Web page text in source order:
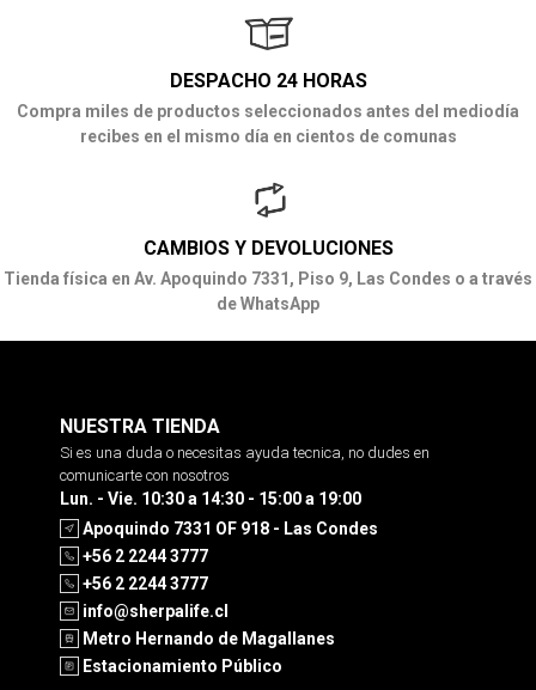
DESPACHO 24 HORAS
Compra miles de productos seleccionados antes del mediodía
recibes en el mismo día en cientos de comunas
CAMBIOS Y DEVOLUCIONES
Tienda física en Av. Apoquindo 7331, Piso 9, Las Condes o a través
de WhatsApp
NUESTRA TIENDA
Si es una duda o necesitas ayuda tecnica, no dudes en
comunicarte con nosotros
Lun. - Vie. 10:30 a 14:30 - 15:00 a 19:00
Apoquindo 7331 OF 918 - Las Condes
+56 2 2244 3777
+56 2 2244 3777
info@sherpalife.cl
Metro Hernando de Magallanes
Estacionamiento Público